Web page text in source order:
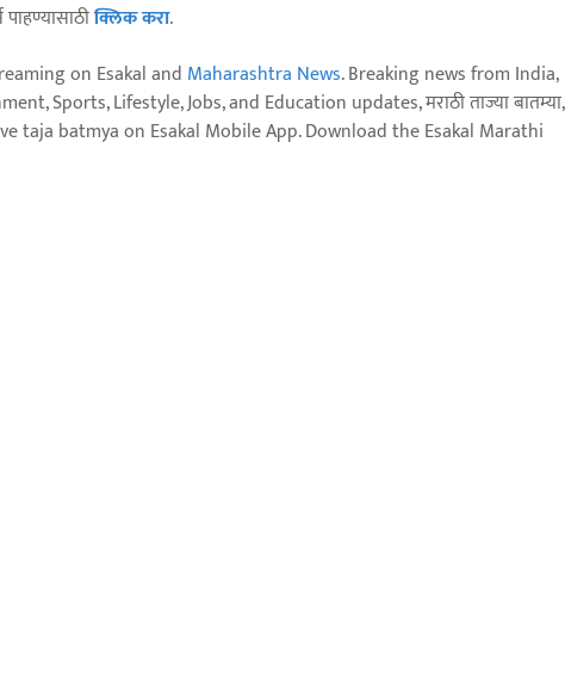
क्लिक करा.
on Esakal and Maharashtra News. Breaking news from India,
Sports, Lifestyle, Jobs, and Education updates, मराठी ताज्या बातम्या,
Live taja batmya on Esakal Mobile App. Download the Esakal Marathi